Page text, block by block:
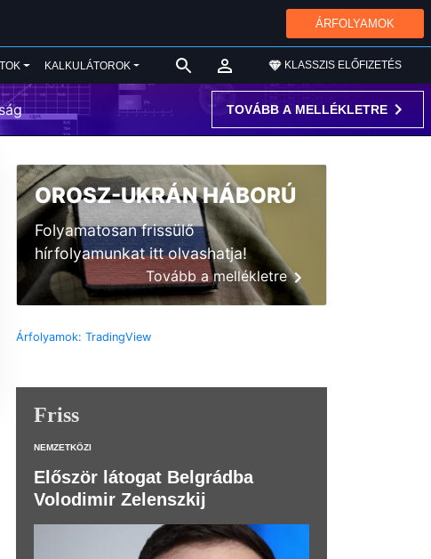
ÁRFOLYAMOK
KALKULÁTOROK KLASSZIS ELŐFIZETÉS
TOVÁBB A MELLÉKLETRE
OROSZ-UKRÁN HÁBORÚ
Folyamatosan frissülő
hírfolyamunkat itt olvashatja!
Tovább a mellékletre
Árfolyamok: TradingView
Friss
NEMZETKÖZI
Először látogat Belgrádba
Volodimir Zelenszkij